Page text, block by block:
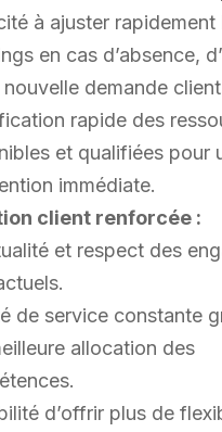
à ajuster rapidement
en cas d’absence,
demande
rapide des
et qualifiées pour
immédiate.
client renforcée :
et respect des
de service constante
allocation des
d’offrir plus de